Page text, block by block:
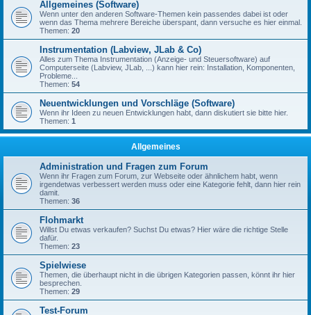
Allgemeines (Software)
Wenn unter den anderen Software-Themen kein passendes dabei ist oder
wenn das Thema mehrere Bereiche überspant, dann versuche es hier einmal.
Themen: 20
Instrumentation (Labview, JLab & Co)
Alles zum Thema Instrumentation (Anzeige- und Steuersoftware) auf
Computerseite (Labview, JLab, ...) kann hier rein: Installation, Komponenten,
Probleme...
Themen: 54
Neuentwicklungen und Vorschläge (Software)
Wenn ihr Ideen zu neuen Entwicklungen habt, dann diskutiert sie bitte hier.
Themen: 1
Allgemeines
Administration und Fragen zum Forum
Wenn ihr Fragen zum Forum, zur Webseite oder ähnlichem habt, wenn
irgendetwas verbessert werden muss oder eine Kategorie fehlt, dann hier rein
damit.
Themen: 36
Flohmarkt
Willst Du etwas verkaufen? Suchst Du etwas? Hier wäre die richtige Stelle
dafür.
Themen: 23
Spielwiese
Themen, die überhaupt nicht in die übrigen Kategorien passen, könnt ihr hier
besprechen.
Themen: 29
Test-Forum